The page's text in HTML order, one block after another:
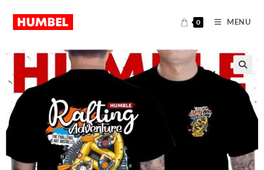
0 MENU